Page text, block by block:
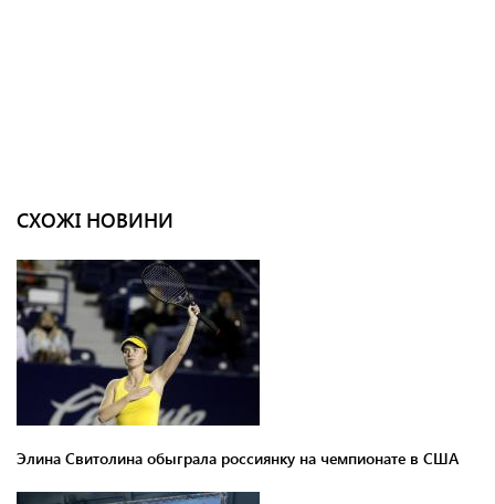
СХОЖІ НОВИНИ
Элина Свитолина обыграла россиянку на чемпионате в США